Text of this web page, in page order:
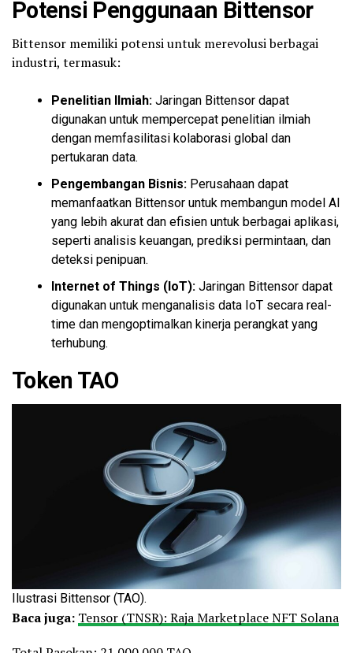
Potensi Penggunaan Bittensor
Bittensor memiliki potensi untuk merevolusi berbagai
industri, termasuk:
Penelitian Ilmiah: Jaringan Bittensor dapat
digunakan untuk mempercepat penelitian ilmiah
dengan memfasilitasi kolaborasi global dan
pertukaran data.
Pengembangan Bisnis: Perusahaan dapat
memanfaatkan Bittensor untuk membangun model AI
yang lebih akurat dan efisien untuk berbagai aplikasi,
seperti analisis keuangan, prediksi permintaan, dan
deteksi penipuan.
Internet of Things (IoT): Jaringan Bittensor dapat
digunakan untuk menganalisis data IoT secara real-
time dan mengoptimalkan kinerja perangkat yang
terhubung.
Token TAO
Ilustrasi Bittensor (TAO).
Baca juga: Tensor (TNSR): Raja Marketplace NFT Solana